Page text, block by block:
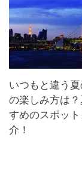
いつもと違う夏
の楽しみ方は
すめのスポッ
介！